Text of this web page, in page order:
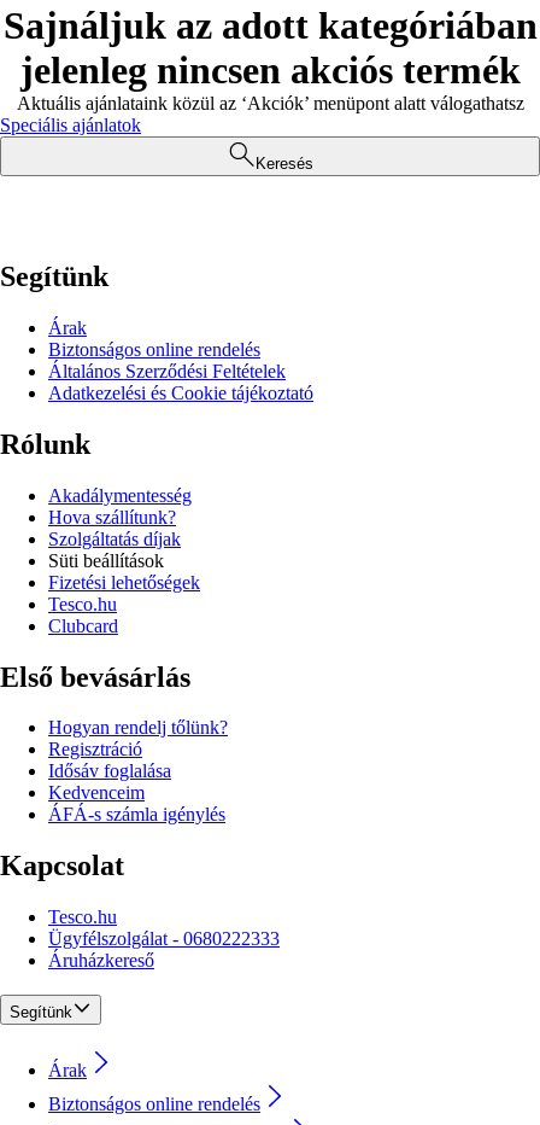
Sajnáljuk az adott kategóriában
jelenleg nincsen akciós termék
Aktuális ajánlataink közül az ‘Akciók’ menüpont alatt válogathatsz
Speciális ajánlatok
Keresés
Segítünk
Árak
Biztonságos online rendelés
Általános Szerződési Feltételek
Adatkezelési és Cookie tájékoztató
Rólunk
Akadálymentesség
Hova szállítunk?
Szolgáltatás díjak
Süti beállítások
Fizetési lehetőségek
Tesco.hu
Clubcard
Első bevásárlás
Hogyan rendelj tőlünk?
Regisztráció
Idősáv foglalása
Kedvenceim
ÁFÁ-s számla igénylés
Kapcsolat
Tesco.hu
Ügyfélszolgálat - 0680222333
Áruházkereső
Segítünk
Árak
Biztonságos online rendelés